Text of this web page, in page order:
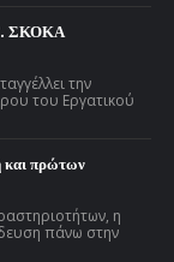
ΣΚΟΚΑ
την
του Εργατικού
και πρώτων
η
πάνω στην